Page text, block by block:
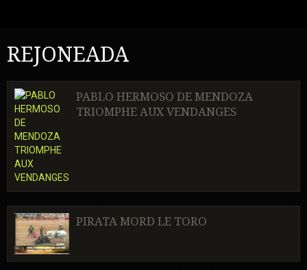
REJONEADA
PABLO HERMOSO DE MENDOZA
TRIOMPHE AUX VENDANGES
PIRATA MORD LE TORO